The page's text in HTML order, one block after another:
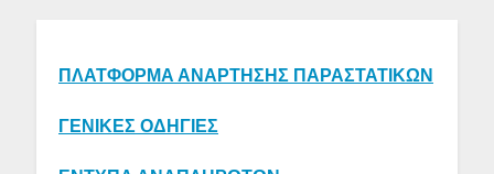
ΠΛΑΤΦΟΡΜΑ ΑΝΑΡΤΗΣΗΣ ΠΑΡΑΣΤΑΤΙΚΩΝ
ΓΕΝΙΚΕΣ ΟΔΗΓΙΕΣ